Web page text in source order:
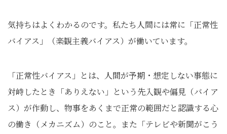
気持ちはよくわかるのです。私たち人間には常に「正常性
バイアス」（楽観主義バイアス）が働いています。
「正常性バイアス」とは、人間が予期・想定しない事態に
対峙したとき「ありえない」という先入観や偏見（バイア
ス）が作動し、物事をあくまで正常の範囲だと認識する心
の働き（メカニズム）のこと。また「テレビや新聞がこう